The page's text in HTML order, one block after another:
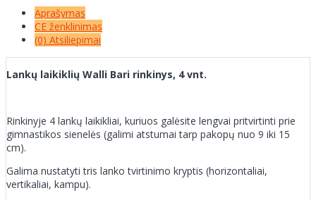
Aprašymas
CE ženklinimas
(0) Atsiliepimai
Lankų laikiklių Walli Bari rinkinys, 4 vnt.
Rinkinyje 4 lankų laikikliai, kuriuos galėsite lengvai pritvirtinti prie
gimnastikos sienelės (galimi atstumai tarp pakopų nuo 9 iki 15
cm).
Galima nustatyti tris lanko tvirtinimo kryptis (horizontaliai,
vertikaliai, kampu).